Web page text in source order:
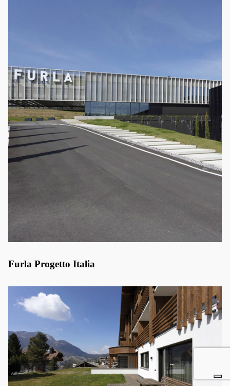
Furla Progetto Italia